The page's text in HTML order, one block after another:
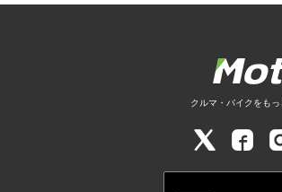
クルマ・バイクをも